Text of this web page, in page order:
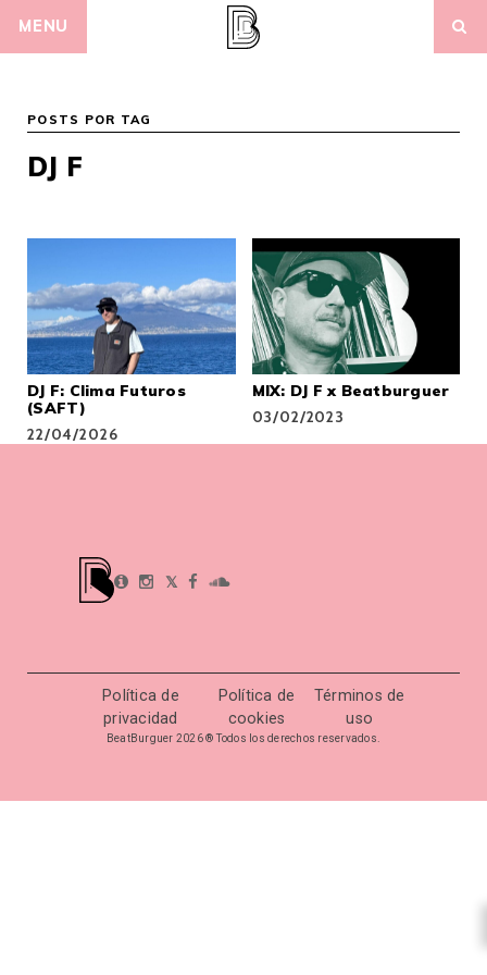
MENU
POSTS POR TAG
DJ F
DJ F: Clima Futuros
(SAFT)
22/04/2026
MIX: DJ F x Beatburguer
03/02/2023
𝕏
Política de
privacidad
Política de
cookies
Términos de
uso
BeatBurguer 2026 ® Todos los derechos reservados.